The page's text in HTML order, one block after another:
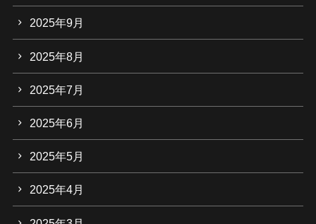
2025年9月
2025年8月
2025年7月
2025年6月
2025年5月
2025年4月